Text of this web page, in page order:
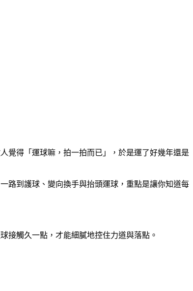
覺得「運球嘛，拍一拍而已」，於是運了好幾年還是
路到護球、變向換手與抬頭運球，重點是讓你知道每
接觸久一點，才能細膩地控住力道與落點。